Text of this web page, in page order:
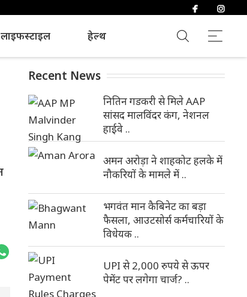
लाइफस्टाइल हेल्थ
Recent News
नितिन गडकरी से मिले AAP
सांसद मालविंदर कंग, नेशनल
हाईवे ..
अमन अरोड़ा ने शाहकोट हलके में
नौकरियों के मामले में ..
भगवंत मान कैबिनेट का बड़ा
फैसला, आउटसोर्स कर्मचारियों के
विधेयक ..
UPI से 2,000 रुपये से ऊपर
पेमेंट पर लगेगा चार्ज? ..